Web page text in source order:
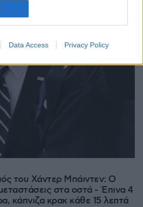
Data Access Privacy Policy
του Χάντερ Μπάιντεν: Ο
στα οστά - Έπινα 4
κάπνιζα κρακ κάθε 15 λεπτά